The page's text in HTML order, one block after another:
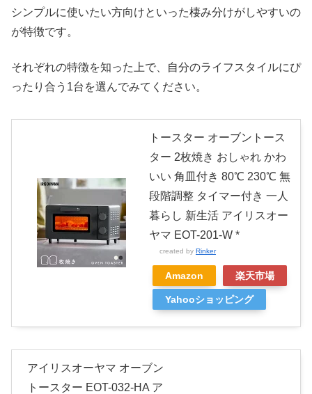
シンプルに使いたい方向けといった棲み分けがしやすいの
が特徴です。
それぞれの特徴を知った上で、自分のライフスタイルにぴ
ったり合う1台を選んでみてください。
トースター オーブントース
ター 2枚焼き おしゃれ かわ
いい 角皿付き 80℃ 230℃ 無
段階調整 タイマー付き 一人
暮らし 新生活 アイリスオー
ヤマ EOT-201-W *
created by Rinker
Amazon 楽天市場
Yahooショッピング
アイリスオーヤマ オーブン
トースター EOT-032-HA ア